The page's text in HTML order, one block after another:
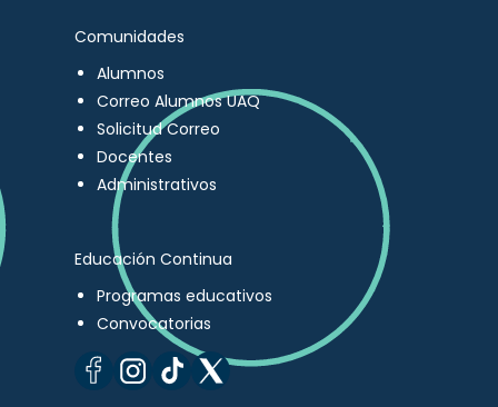
Comunidades
Alumnos
Correo Alumnos UAQ
Solicitud Correo
Docentes
Administrativos
Educación Continua
Programas educativos
Convocatorias